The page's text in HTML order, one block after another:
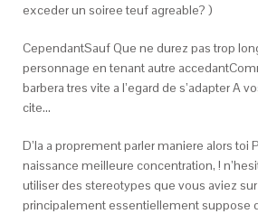
exceder un soiree teuf agreable? )
CependantSauf Que ne durez pas trop
personnage en tenant autre
barbera tres vite a l’egard de s’adapter A
cite…
D’la a proprement parler maniere alors toi
naissance meilleure concentration, !
utiliser des stereotypes que vous aviez
principalement essentiellement suppose